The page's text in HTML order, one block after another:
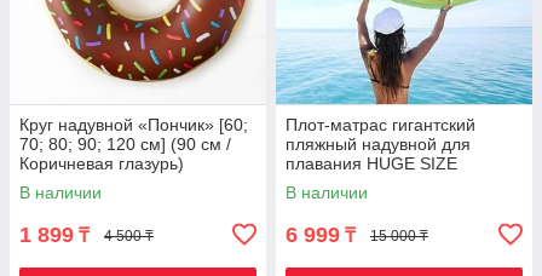
Круг надувной «Пончик» [60;
70; 80; 90; 120 см] (90 см /
Коричневая глазурь)
В наличии
1 899 ₸ 4 500 ₸
Плот-матрас гигантский
пляжный надувной для
плавания HUGE SIZE
FLOAT'N (Арбузная долька)
В наличии
6 999 ₸ 15 000 ₸